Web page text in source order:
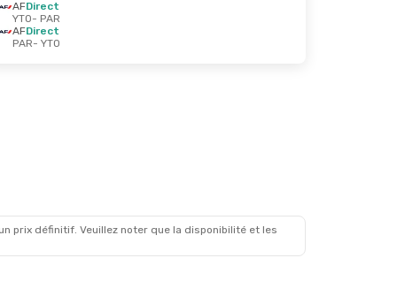
AFDirect
YTO- PAR
AFDirect
PAR- YTO
prix définitif. Veuillez noter que la disponibilité et les